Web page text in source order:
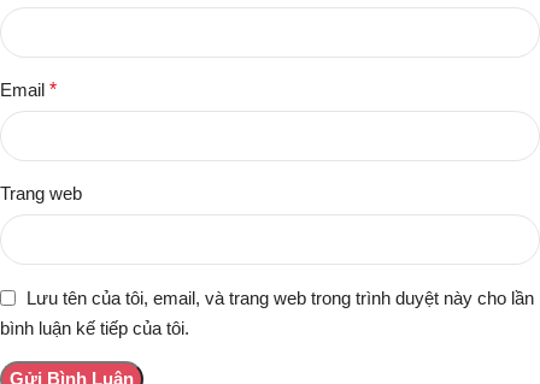
Email *
Trang web
Lưu tên của tôi, email, và trang web trong trình duyệt này cho lần
bình luận kế tiếp của tôi.